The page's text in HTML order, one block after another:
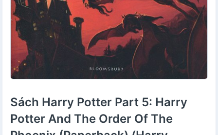
Sách Harry Potter Part 5: Harry
Potter And The Order Of The